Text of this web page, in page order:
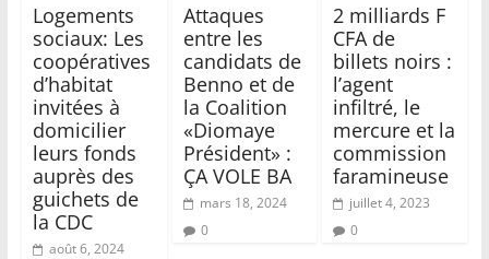
Logements
sociaux: Les
coopératives
d’habitat
invitées à
domicilier
leurs fonds
auprès des
guichets de
la CDC
août 6, 2024
Attaques
entre les
candidats de
Benno et de
la Coalition
«Diomaye
Président» :
ÇA VOLE BA
mars 18, 2024
0
2 milliards F
CFA de
billets noirs :
l’agent
infiltré, le
mercure et la
commission
faramineuse
juillet 4, 2023
0